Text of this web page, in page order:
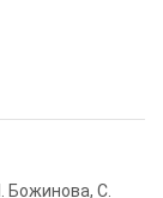
Божинова, С.